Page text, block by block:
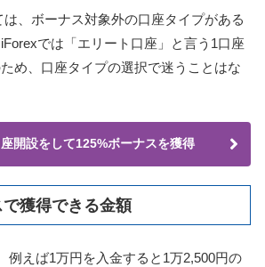
、ボーナス対象外の口座タイプがある
では「エリート口座」と言う1口座
め、口座タイプの選択で迷うことはな
開設をして125%ボーナスを獲得
獲得できる金額
例えば1万円を入金すると1万2,500円の